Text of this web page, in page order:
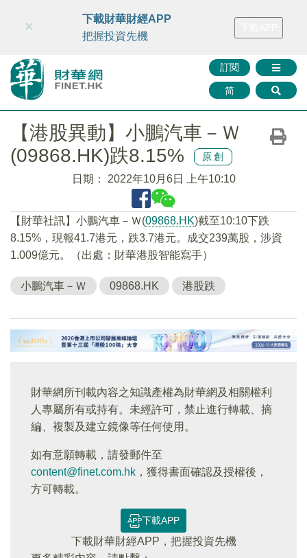
財華智庫網 FINTV FINMETA 財華證券 媒體矩陣
訂閱
简
×
下載財華財經APP
把握投資先機
【港股異動】小鵬汽車－Ｗ
(09868.HK)跌8.15%
原創
日期： 2022年10月6日 上午10:10
【財華社訊】小鵬汽車－Ｗ(09868.HK)截至10:10下跌
8.15%，現報41.7港元，跌3.7港元。成交239萬股，涉資
1.009億元。（出處：財華港股智能寫手）
小鵬汽車－Ｗ 09868.HK 港股跌
財華網所刊載內容之知識產權為財華網及相關權利
人專屬所有或持有。未經許可，禁止進行轉載、摘
編、複製及建立鏡像等任何使用。
如有意願轉載，請發郵件至
content@finet.com.hk ，獲得書面確認及授權後，
方可轉載。
下載APP
下載財華財經APP，把握投資先機